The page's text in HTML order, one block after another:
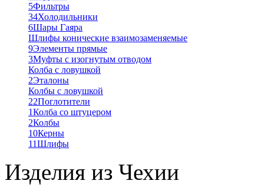
5Фильтры
34Холодильники
6Шары Гаяра
Шлифы конические взаимозаменяемые
9Элементы прямые
3Муфты с изогнутым отводом
Колба с ловушкой
2Эталоны
Колбы с ловушкой
22Поглотители
1Колба со штуцером
2Колбы
10Керны
11Шлифы
Изделия из Чехии